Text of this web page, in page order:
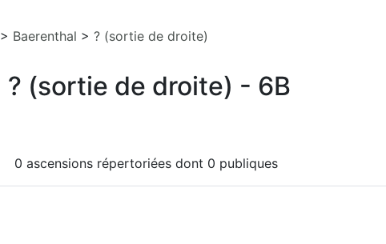
> Baerenthal > ? (sortie de droite)
? (sortie de droite) - 6B
0 ascensions répertoriées dont 0 publiques